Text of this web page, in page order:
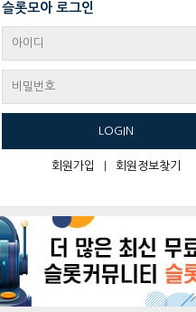
슬롯모아 로그인
LOGIN
회원가입 회원정보찾기